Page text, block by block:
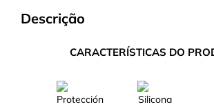
Descrição
CARACTERÍSTICAS DO